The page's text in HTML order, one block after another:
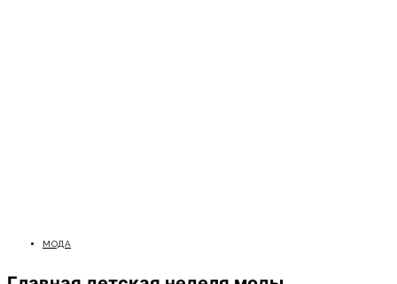
МОДА